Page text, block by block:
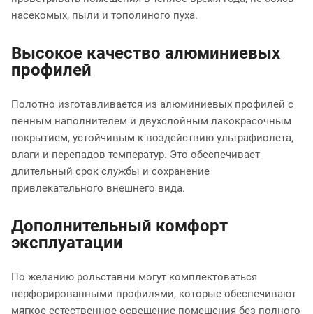
насекомых, пыли и тополиного пуха.
Высокое качество алюминиевых
профилей
Полотно изготавливается из алюминиевых профилей с
пенным наполнителем и двухслойным лакокрасочным
покрытием, устойчивым к воздействию ультрафиолета,
влаги и перепадов температур. Это обеспечивает
длительный срок службы и сохранение
привлекательного внешнего вида.
Дополнительный комфорт
эксплуатации
По желанию рольставни могут комплектоваться
перфорированными профилями, которые обеспечивают
мягкое естественное освещение помещения без полного